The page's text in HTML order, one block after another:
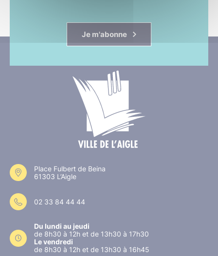
Je m'abonne
Place Fulbert de Beina
61303 L’Aigle
02 33 84 44 44
Du lundi au jeudi
de 8h30 à 12h et de 13h30 à 17h30
Le vendredi
de 8h30 à 12h et de 13h30 à 16h45